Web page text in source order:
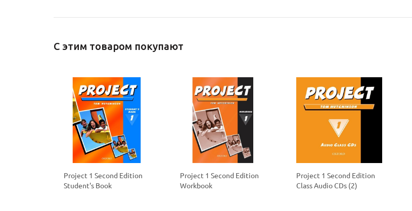
С этим товаром покупают
Project 1 Second Edition
Student's Book
Project 1 Second Edition
Workbook
Project 1 Second Edition
Class Audio CDs (2)